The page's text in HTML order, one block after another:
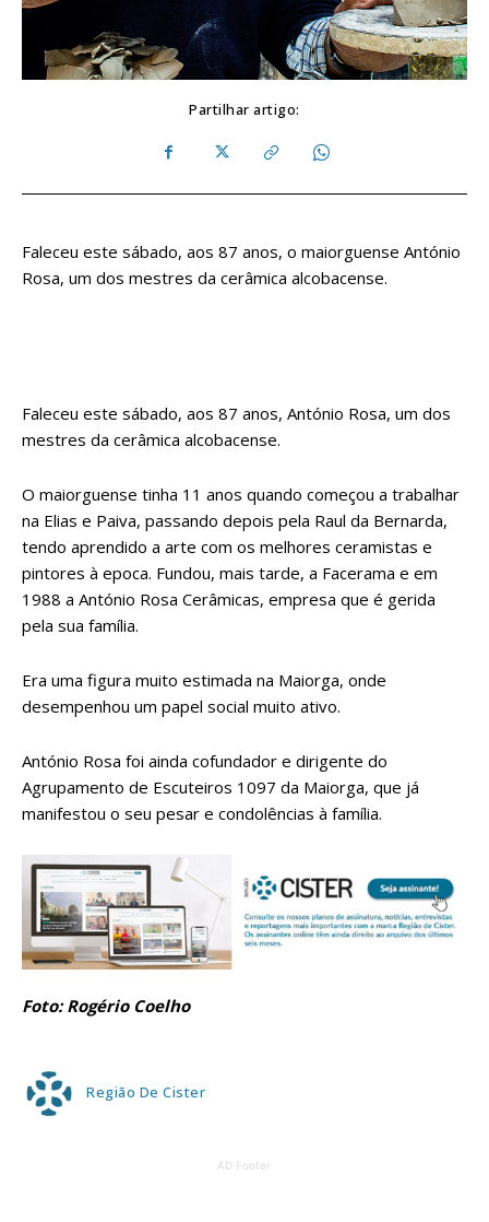
Partilhar artigo:
Faleceu este sábado, aos 87 anos, o maiorguense António
Rosa, um dos mestres da cerâmica alcobacense.
Faleceu este sábado, aos 87 anos, António Rosa, um dos
mestres da cerâmica alcobacense.
O maiorguense tinha 11 anos quando começou a trabalhar
na Elias e Paiva, passando depois pela Raul da Bernarda,
tendo aprendido a arte com os melhores ceramistas e
pintores à epoca. Fundou, mais tarde, a Facerama e em
1988 a António Rosa Cerâmicas, empresa que é gerida
pela sua família.
Era uma figura muito estimada na Maiorga, onde
desempenhou um papel social muito ativo.
António Rosa foi ainda cofundador e dirigente do
Agrupamento de Escuteiros 1097 da Maiorga, que já
manifestou o seu pesar e condolências à família.
Foto: Rogério Coelho
Região De Cister
AD Footer